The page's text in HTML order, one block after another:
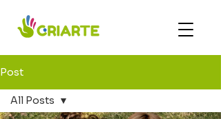
Post
All Posts